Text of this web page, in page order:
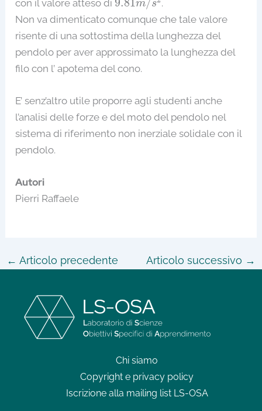
con il valore atteso di m s .
Non va dimenticato comunque che tale valore
risente di una sottostima della lunghezza del
pendolo per aver approssimato la lunghezza del
filo con l’ apotema del cono.
E’ senz’altro utile proporre agli studenti anche
l’analisi delle forze e del moto del pendolo nel
sistema di riferimento non inerziale solidale con il
pendolo.
Autori
Pierri Raffaele
← Articolo precedente Articolo successivo →
Chi siamo
Copyright e privacy policy
Iscrizione alla mailing list LS-OSA